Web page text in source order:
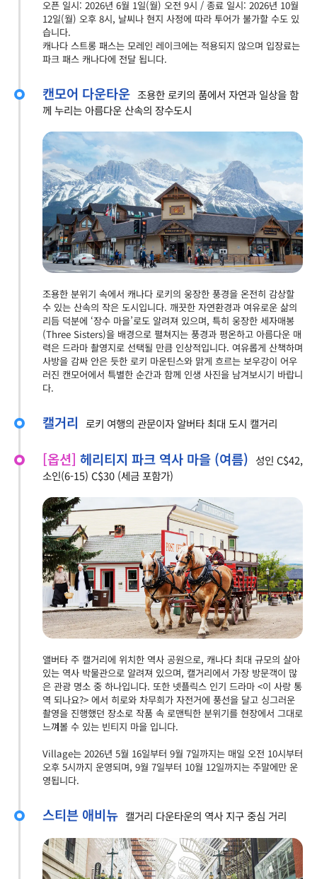
오픈 일시: 2026년 6월 1일(월) 오전 9시 / 종료 일시: 2026년 10월
12일(월) 오후 8시, 날씨나 현지 사정에 따라 투어가 불가할 수도 있
습니다.
캐나다 스트롱 패스는 모레인 레이크에는 적용되지 않으며 입장료는
파크 패스 캐나다에 전달 됩니다.
캔모어 다운타운 조용한 로키의 품에서 자연과 일상을 함
께 누리는 아름다운 산속의 장수도시
조용한 분위기 속에서 캐나다 로키의 웅장한 풍경을 온전히 감상할
수 있는 산속의 작은 도시입니다. 깨끗한 자연환경과 여유로운 삶의
리듬 덕분에 ‘장수 마을’로도 알려져 있으며, 특히 웅장한 세자매봉
(Three Sisters)을 배경으로 펼쳐지는 풍경과 평온하고 아름다운 매
력은 드라마 촬영지로 선택될 만큼 인상적입니다. 여유롭게 산책하며
사방을 감싸 안은 듯한 로키 마운틴스와 맑게 흐르는 보우강이 어우
러진 캔모어에서 특별한 순간과 함께 인생 사진을 남겨보시기 바랍니
다.
캘거리 로키 여행의 관문이자 알버타 최대 도시 캘거리
[옵션] 헤리티지 파크 역사 마을 (여름) 성인 C$42,
소인(6-15) C$30 (세금 포함가)
앨버타 주 캘거리에 위치한 역사 공원으로, 캐나다 최대 규모의 살아
있는 역사 박물관으로 알려져 있으며, 캘거리에서 가장 방문객이 많
은 관광 명소 중 하나입니다. 또한 넷플릭스 인기 드라마 <이 사랑 통
역 되나요?> 에서 히로와 차무희가 자전거에 풍선을 달고 싱그러운
촬영을 진행했던 장소로 작품 속 로맨틱한 분위기를 현장에서 그대로
느껴볼 수 있는 빈티지 마을 입니다.
Village는 2026년 5월 16일부터 9월 7일까지는 매일 오전 10시부터
오후 5시까지 운영되며, 9월 7일부터 10월 12일까지는 주말에만 운
영됩니다.
스티븐 애비뉴 캘거리 다운타운의 역사 지구 중심 거리